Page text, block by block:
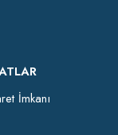
İmkanı